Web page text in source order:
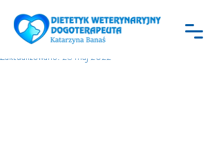
LEKI DLA LUDZI
Katarzyna Banaś
26 kwi 20222 minut(y) czytania
Zaktualizowano: 28 maj 2022